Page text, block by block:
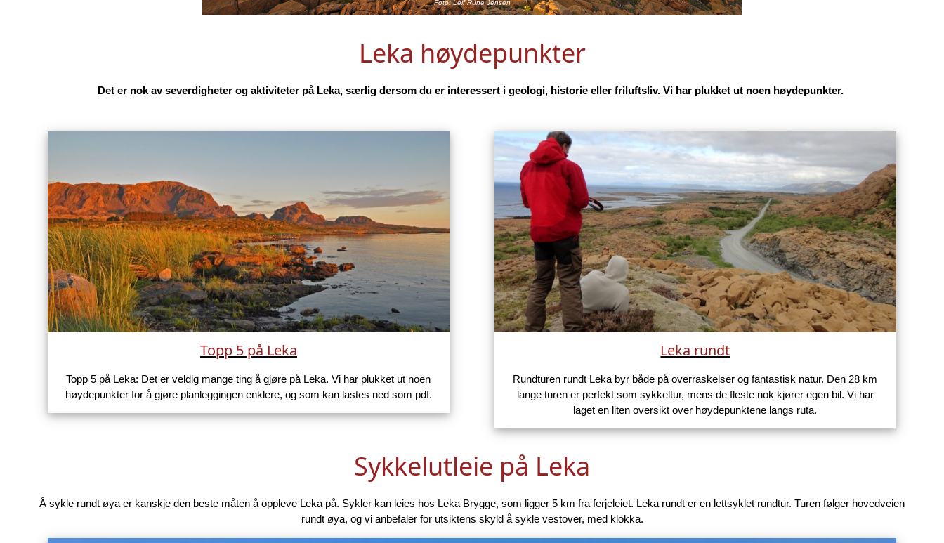
Leka høydepunkter
Det er nok av severdigheter og aktiviteter på Leka, særlig dersom du er interessert i geologi, historie eller friluftsliv. Vi har plukket ut noen høydepunkter.
Topp 5 på Leka: Det er veldig mange ting å gjøre på Leka. Vi har plukket ut noen
høydepunkter for å gjøre planleggingen enklere, og som kan lastes ned som pdf.
Rundturen rundt Leka byr både på overraskelser og fantastisk natur. Den 28 km
lange turen er perfekt som sykkeltur, mens de fleste nok kjører egen bil. Vi har
laget en liten oversikt over høydepunktene langs ruta.